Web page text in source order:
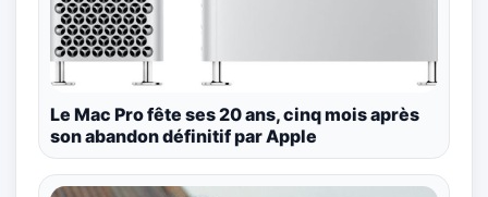
Le Mac Pro fête ses 20 ans, cinq mois après
son abandon définitif par Apple